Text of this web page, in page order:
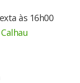
às 16h00